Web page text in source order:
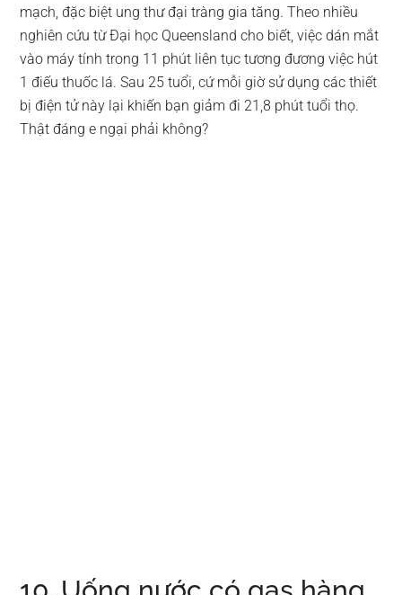
mạch, đặc biệt ung thư đại tràng gia tăng. Theo nhiều
nghiên cứu từ Đại học Queensland cho biết, việc dán mắt
vào máy tính trong 11 phút liên tục tương đương việc hút
1 điếu thuốc lá. Sau 25 tuổi, cứ mỗi giờ sử dụng các thiết
bị điện tử này lại khiến bạn giảm đi 21,8 phút tuổi thọ.
Thật đáng e ngại phải không?